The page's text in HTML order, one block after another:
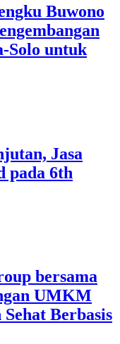
Buwono
Solo untuk
Jasa
pada 6th
bersama
UMKM
Berbasis